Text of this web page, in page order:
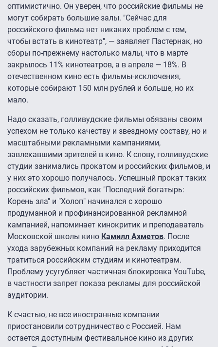
оптимистично. Он уверен, что российские фильмы не
могут собирать большие залы. "Сейчас для
российского фильма нет никаких проблем с тем,
чтобы встать в кинотеатр", — заявляет Пастернак, но
сборы по-прежнему настолько малы, что в марте
закрылось 11% кинотеатров, а в апреле — 18%. В
отечественном кино есть фильмы-исключения,
которые собирают 150 млн рублей и больше, но их
мало.
Надо сказать, голливудские фильмы обязаны своим
успехом не только качеству и звездному составу, но и
масштабными рекламными кампаниями,
завлекавшими зрителей в кино. К слову, голливудские
студии занимались прокатом и российских фильмов, и
у них это хорошо получалось. Успешный прокат таких
российских фильмов, как "Последний богатырь:
Корень зла" и "Холоп" начинался с хорошо
продуманной и профинансированной рекламной
кампанией, напоминает кинокритик и преподаватель
Московской школы кино Камилл Ахметов. После
ухода зарубежных компаний на рекламу приходится
тратиться российским студиям и кинотеатрам.
Проблему усугубляет частичная блокировка YouTube,
в частности запрет показа рекламы для российской
аудитории.
К счастью, не все иностранные компании
приостановили сотрудничество с Россией. Нам
остается доступным фестивальное кино из других